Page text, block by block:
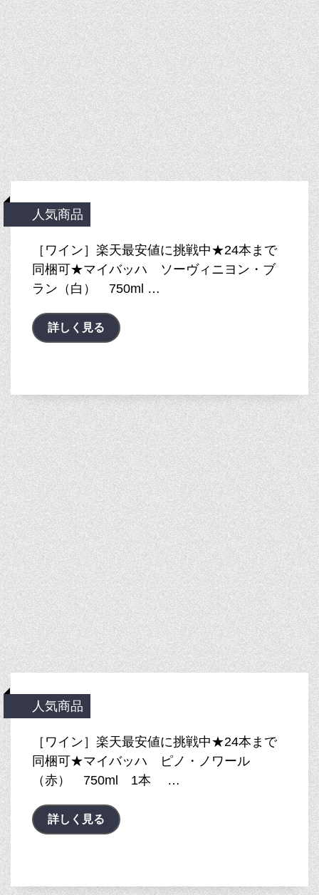
人気商品
［ワイン］楽天最安値に挑戦中★24本まで
同梱可★マイバッハ ソーヴィニヨン・ブ
ラン（白） 750ml …
詳しく見る
人気商品
［ワイン］楽天最安値に挑戦中★24本まで
同梱可★マイバッハ ピノ・ノワール
（赤） 750ml 1本 …
詳しく見る